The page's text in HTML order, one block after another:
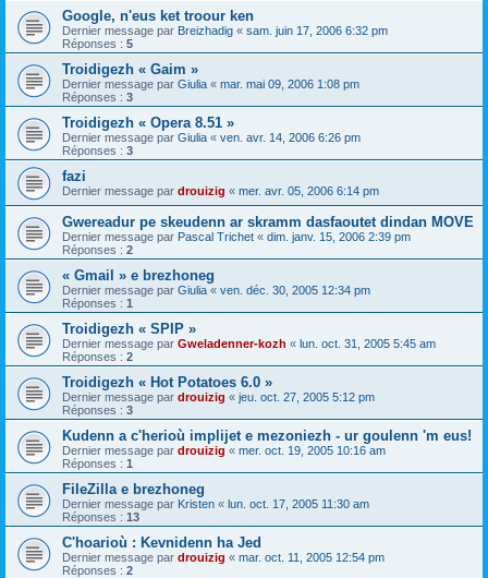
Google, n'eus ket troour ken
Dernier message par Breizhadig « sam. juin 17, 2006 6:32 pm
Réponses : 5
Troidigezh « Gaim »
Dernier message par Giulia « mar. mai 09, 2006 1:08 pm
Réponses : 3
Troidigezh « Opera 8.51 »
Dernier message par Giulia « ven. avr. 14, 2006 6:26 pm
Réponses : 3
fazi
Dernier message par drouizig « mer. avr. 05, 2006 6:14 pm
Gwereadur pe skeudenn ar skramm dasfaoutet dindan MOVE
Dernier message par Pascal Trichet « dim. janv. 15, 2006 2:39 pm
Réponses : 2
« Gmail » e brezhoneg
Dernier message par Giulia « ven. déc. 30, 2005 12:34 pm
Réponses : 1
Troidigezh « SPIP »
Dernier message par Gweladenner-kozh « lun. oct. 31, 2005 5:45 am
Réponses : 2
Troidigezh « Hot Potatoes 6.0 »
Dernier message par drouizig « jeu. oct. 27, 2005 5:12 pm
Réponses : 3
Kudenn a c'herioù implijet e mezoniezh - ur goulenn 'm eus!
Dernier message par drouizig « mer. oct. 19, 2005 10:16 am
Réponses : 1
FileZilla e brezhoneg
Dernier message par Kristen « lun. oct. 17, 2005 11:30 am
Réponses : 13
C'hoarioù : Kevnidenn ha Jed
Dernier message par drouizig « mar. oct. 11, 2005 12:54 pm
Réponses : 2